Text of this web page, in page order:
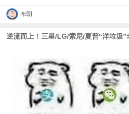
布朗
逆流而上！三星/LG/索尼/夏普“洋垃圾”